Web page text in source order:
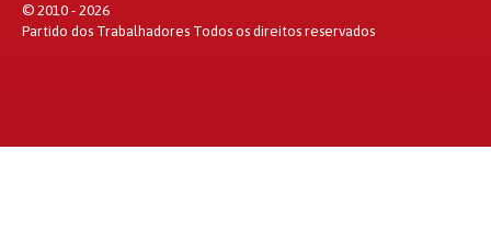
© 2010 - 2026
Partido dos Trabalhadores Todos os direitos reservados